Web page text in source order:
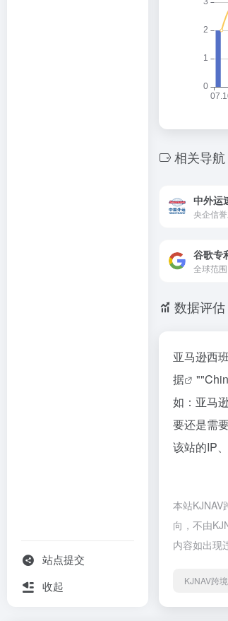
站点提交
收起
相关导航
中外运
央企信
谷歌专
数据评估
亚马逊西
据
""
如：亚马
要还是需
该站的IP
本站KJNAV
向，不由
内容如出现
KJNAV跨